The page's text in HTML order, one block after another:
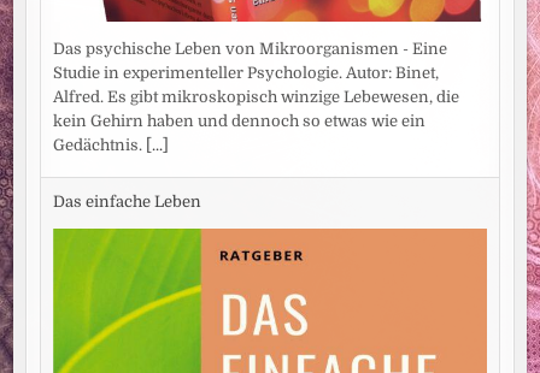
Das psychische Leben von Mikroorganismen - Eine
Studie in experimenteller Psychologie. Autor: Binet,
Alfred. Es gibt mikroskopisch winzige Lebewesen, die
kein Gehirn haben und dennoch so etwas wie ein
Gedächtnis. [...]
Das einfache Leben